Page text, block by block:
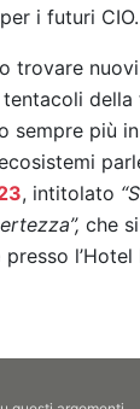
i futuri CIO.
trovare
della
sempre più
, intitolato
che
presso